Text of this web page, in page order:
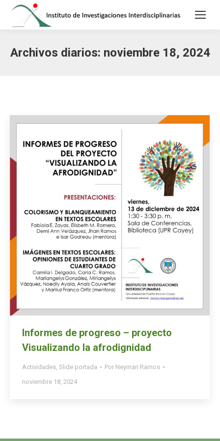
Archivos diarios: noviembre 18, 2024
Informes de progreso – proyecto
Visualizando la afrodignidad
Actividades, Slide portada Por Neymari Ramos
noviembre 18, 2024